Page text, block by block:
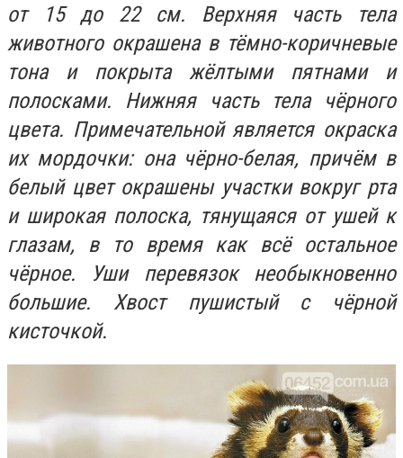
от 15 до 22 см. Верхняя часть тела
животного окрашена в тёмно-коричневые
тона и покрыта жёлтыми пятнами и
полосками. Нижняя часть тела чёрного
цвета. Примечательной является окраска
их мордочки: она чёрно-белая, причём в
белый цвет окрашены участки вокруг рта
и широкая полоска, тянущаяся от ушей к
глазам, в то время как всё остальное
чёрное. Уши перевязок необыкновенно
большие. Хвост пушистый с чёрной
кисточкой.